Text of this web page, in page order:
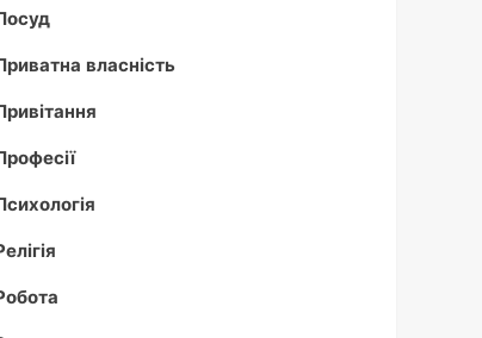
власність